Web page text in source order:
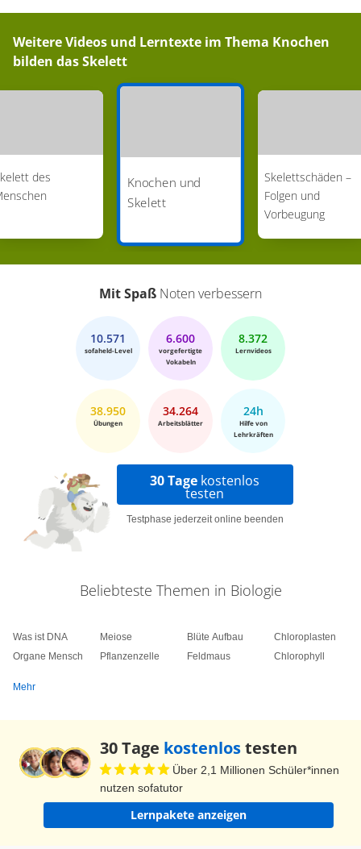
Weitere Videos und Lerntexte im Thema Knochen
bilden das Skelett
des
Knochen und
Skelett
Skelettschäden –
Folgen und
Vorbeugung
Mit Spaß Noten verbessern
10.571
sofaheld-Level
6.600
vorgefertigte
Vokabeln
8.372
Lernvideos
38.950
Übungen
34.264
Arbeitsblätter
24h
Hilfe von
Lehrkräften
30 Tage kostenlos
testen
Testphase jederzeit online beenden
Beliebteste Themen in Biologie
Was ist DNA
Organe Mensch
Meiose
Pflanzenzelle
Blüte Aufbau
Feldmaus
Chloroplasten
Chlorophyll
Mehr
30 Tage kostenlostesten
Über 2,1 Millionen Schüler*innen
nutzen sofatutor
Lernpakete anzeigen